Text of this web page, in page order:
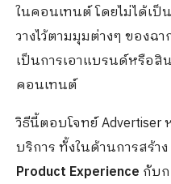
ในคอนเทนต์ โดยไม่ได้เป็
วางไว้ตามมุมต่างๆ ของฉ
เป็นการเอาแบรนด์หรือสิ
คอนเทนต์
วิธีนี้ตอบโจทย์
บริการ ทั้งในด้านการสร้าง
Product Experience กับ